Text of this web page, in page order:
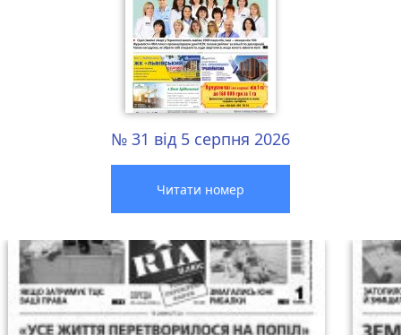
№ 31 від 5 серпня 2026
Читати номер